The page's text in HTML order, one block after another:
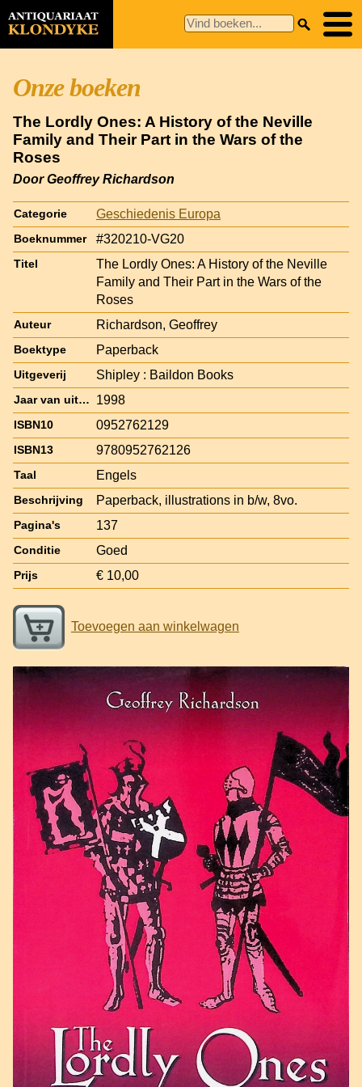
Onze boeken
The Lordly Ones: A History of the Neville
Family and Their Part in the Wars of the
Roses
Door Geoffrey Richardson
Categorie Geschiedenis Europa
Boeknummer #320210-VG20
Titel
The Lordly Ones: A History of the Neville
Family and Their Part in the Wars of the
Roses
Auteur Richardson, Geoffrey
Boektype Paperback
Uitgeverij Shipley : Baildon Books
Jaar van uitgave 1998
ISBN10 0952762129
ISBN13 9780952762126
Taal Engels
Beschrijving Paperback, illustrations in b/w, 8vo.
Pagina's 137
Conditie Goed
Prijs € 10,00
Toevoegen aan winkelwagen